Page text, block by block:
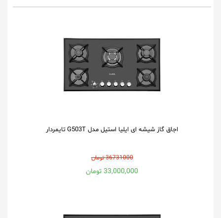
اجاق گاز شیشه ای ایلیا استیل مدل G503T تایمردار
36731000 تومان
33,000,000 تومان